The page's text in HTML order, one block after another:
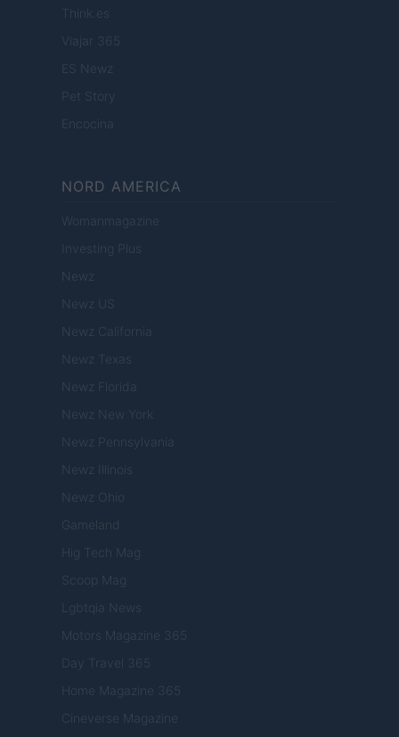
Think.es
Viajar 365
ES Newz
Pet Story
Encocina
NORD AMERICA
Womanmagazine
Investing Plus
Newz
Newz US
Newz California
Newz Texas
Newz Florida
Newz New York
Newz Pennsylvania
Newz Illinois
Newz Ohio
Gameland
Hig Tech Mag
Scoop Mag
Lgbtqia News
Motors Magazine 365
Day Travel 365
Home Magazine 365
Cineverse Magazine